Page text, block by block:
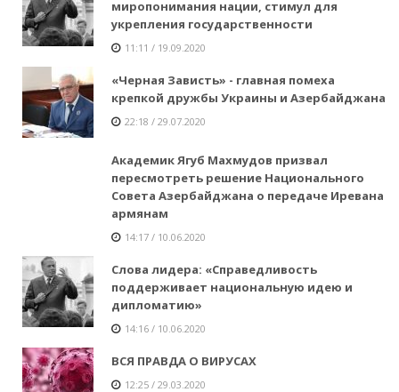
миропонимания нации, стимул для
укрепления государственности
11:11 / 19.09.2020
«Черная Зависть» - главная помеха
крепкой дружбы Украины и Азербайджана
22:18 / 29.07.2020
Академик Ягуб Махмудов призвал
пересмотреть решение Национального
Совета Азербайджана о передаче Иревана
армянам
14:17 / 10.06.2020
Слова лидера: «Справедливость
поддерживает национальную идею и
дипломатию»
14:16 / 10.06.2020
ВСЯ ПРАВДА О ВИРУСАХ
12:25 / 29.03.2020